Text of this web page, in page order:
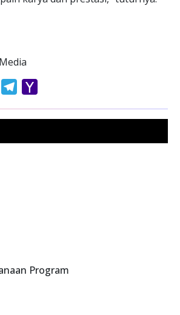
WhatsAppTelegram
Program